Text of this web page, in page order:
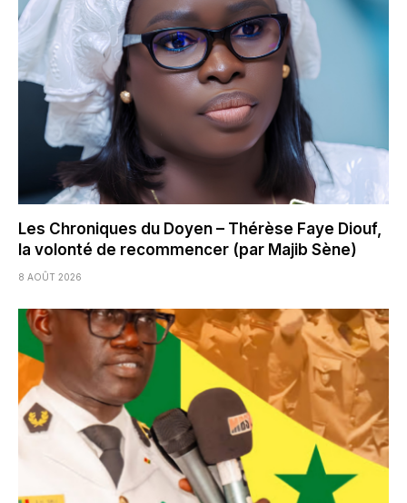
Les Chroniques du Doyen – Thérèse Faye Diouf,
la volonté de recommencer (par Majib Sène)
8 AOÛT 2026